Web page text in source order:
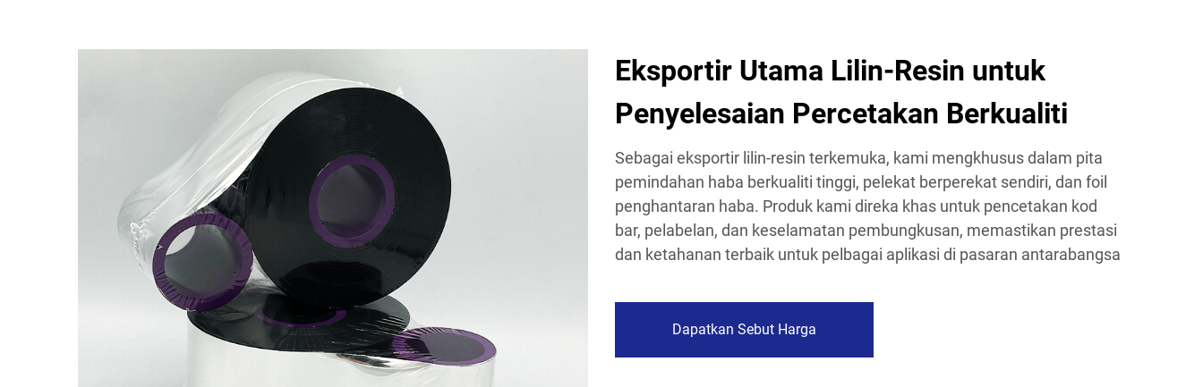
Eksportir Utama Lilin-Resin untuk
Penyelesaian Percetakan Berkualiti
Sebagai eksportir lilin-resin terkemuka, kami mengkhusus dalam pita
pemindahan haba berkualiti tinggi, pelekat berperekat sendiri, dan foil
penghantaran haba. Produk kami direka khas untuk pencetakan kod
bar, pelabelan, dan keselamatan pembungkusan, memastikan prestasi
dan ketahanan terbaik untuk pelbagai aplikasi di pasaran antarabangsa
Dapatkan Sebut Harga